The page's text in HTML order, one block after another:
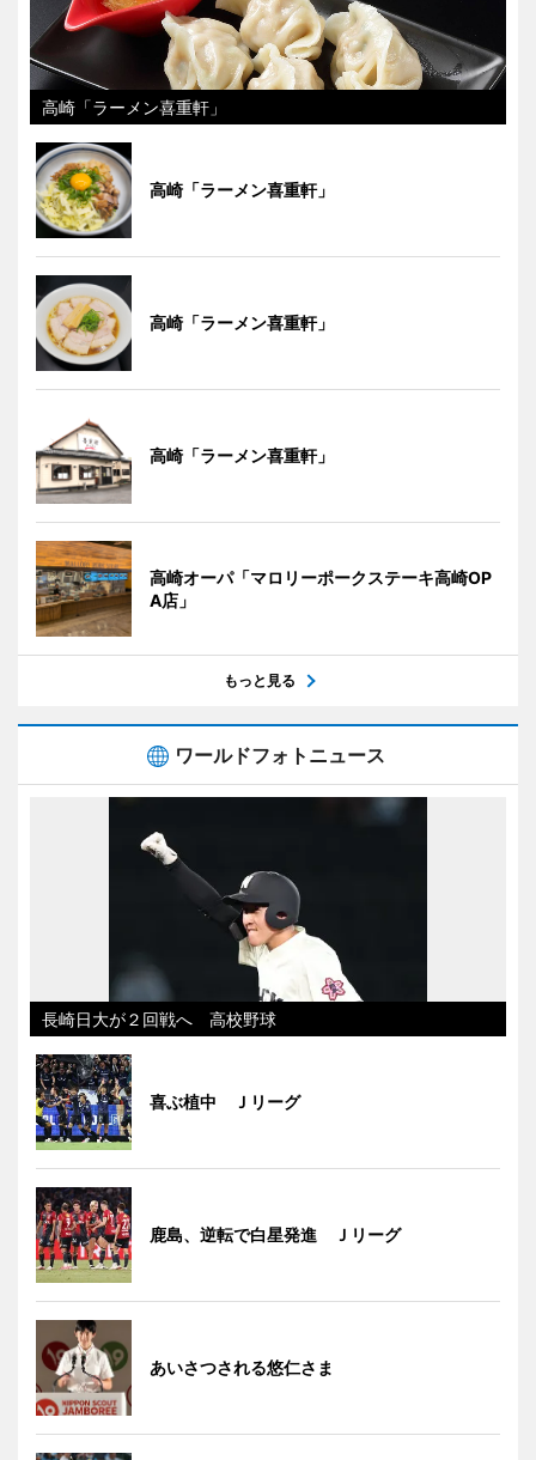
高崎「ラーメン喜重軒」
高崎「ラーメン喜重軒」
高崎「ラーメン喜重軒」
高崎「ラーメン喜重軒」
高崎オーパ「マロリーポークステーキ高崎OP
A店」
もっと見る
ワールドフォトニュース
長崎日大が２回戦へ 高校野球
喜ぶ植中 Ｊリーグ
鹿島、逆転で白星発進 Ｊリーグ
あいさつされる悠仁さま